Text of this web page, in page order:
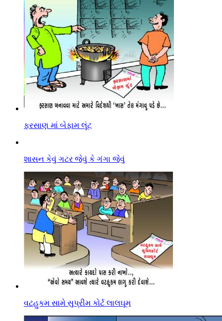
ફરસાણ માં બેફામ લૂંટ
શાસન કેવું ગટર જેવું કે ગંગા જેવું
વટહુકમ સામે સુપ્રીમ કોર્ટ લાલઘૂમ